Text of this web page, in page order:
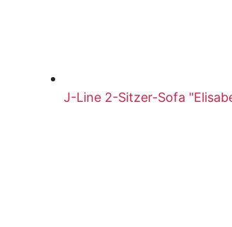
J-Line 2-Sitzer-Sofa